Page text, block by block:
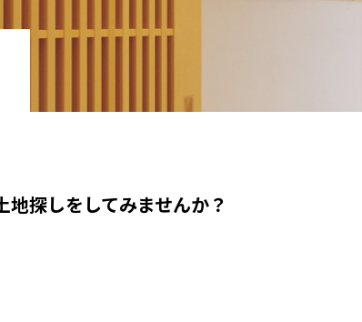
探しをしてみませんか？